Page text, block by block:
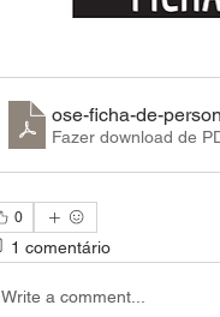
ose-ficha-de-
Fazer download de
0
1 comentário
Write a comment...